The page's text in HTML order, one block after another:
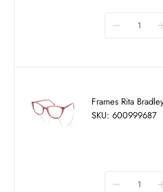
Frames Rita
SKU: 600999687